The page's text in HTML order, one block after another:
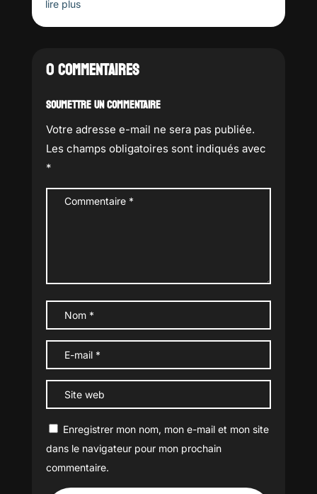
lire plus
0 COMMENTAIRES
SOUMETTRE UN COMMENTAIRE
Votre adresse e-mail ne sera pas publiée.
Les champs obligatoires sont indiqués avec
*
Enregistrer mon nom, mon e-mail et mon site
dans le navigateur pour mon prochain
commentaire.